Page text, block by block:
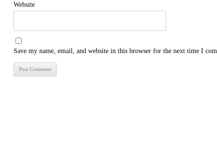
Website
Save my name, email, and website in this browser for the next time I